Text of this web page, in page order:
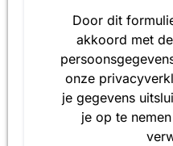
Door dit
akkoord met
onze
je gegevens
je op te